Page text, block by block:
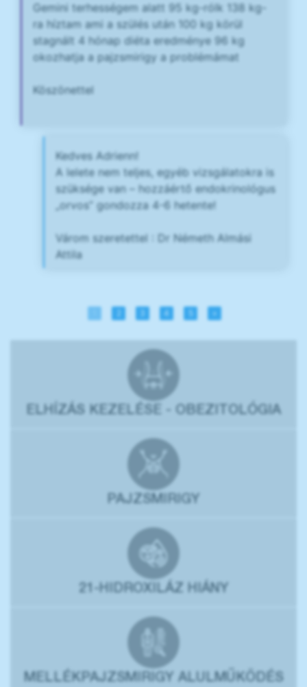
Gemini terhességem alatt 95 kg-rólk 138 kg-
ra híztam ami a szülés után 100 kg körül
stagnált 4 hónap diéta eredménye 96 kg
okozhatja a pajzsmirigy a problémámat
Köszönettel
Kedves Adrienn!
A lelete nem teljes, egyéb vizsgálatokra is
szüksége van – hozzáértő endokrinológus
„orvos” gondozza 4-6 hetente!
Várom szeretettel : Dr Németh Almási
Attila
4 »
ELHÍZÁS KEZELÉSE - OBEZITOLÓGIA
PAJZSMIRIGY
21-HIDROXILÁZ HIÁNY
MELLÉKPAJZSMIRIGY ALULMŰKÖDÉS